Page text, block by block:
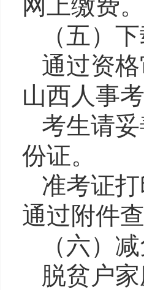
网上缴费
（五）
通过资
山西人事
考生请
份证。
准考证
通过附件
（六）
脱贫户